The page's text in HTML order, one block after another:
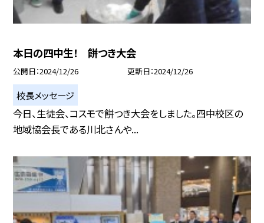
本日の四中生！ 餅つき大会
公開日 2024/12/26 更新日 2024/12/26
校長メッセージ
今日、生徒会、コスモで餅つき大会をしました。四中校区の
地域協会長である川北さんや...